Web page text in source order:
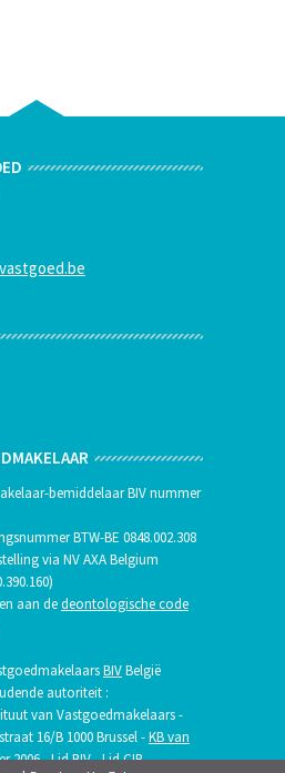
bemiddelaar BIV nummer
BTW-BE 0848.002.308
via NV AXA Belgium
aan dedeontologische code
BIVBelgië
autoriteit :
van Vastgoedmakelaars -
16/B 1000 Brussel -KB van
2006- Lid BIV - Lid CIB